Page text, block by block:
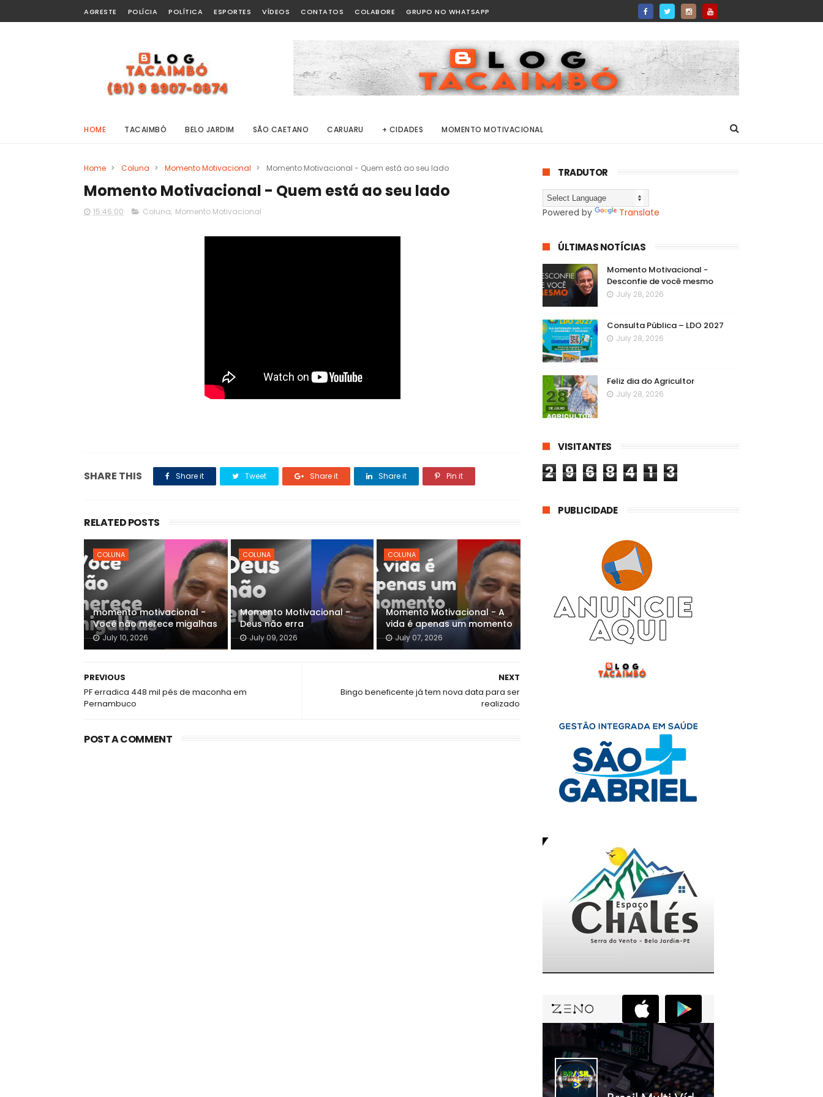
AGRESTE POLÍCIA POLÍTICA ESPORTES VÍDEOS CONTATOS COLABORE GRUPO NO WHATSAPP
HOME TACAIMBÓ BELO JARDIM SÃO CAETANO CARUARU + CIDADES MOMENTO MOTIVACIONAL
Home > Coluna > Momento Motivacional > Momento Motivacional - Quem está ao seu lado
Momento Motivacional - Quem está ao seu lado
15:46:00 Coluna, Momento Motivacional
SHARE THIS Share it Tweet Share it Share it Pin it
RELATED POSTS
COLUNA
momento motivacional -
Você não merece migalhas
July 10, 2026
COLUNA
Momento Motivacional -
Deus não erra
July 09, 2026
COLUNA
Momento Motivacional - A
vida é apenas um momento
July 07, 2026
NEXT
Bingo beneficente já tem nova data para ser
realizado
PREVIOUS
PF erradica 448 mil pés de maconha em
Pernambuco
POST A COMMENT
TRADUTOR
Powered by Translate
ÚLTIMAS NOTÍCIAS
Momento Motivacional -
Desconfie de você mesmo
July 28, 2026
Consulta Pública – LDO 2027
July 28, 2026
Feliz dia do Agricultor
July 28, 2026
VISITANTES
2 9 6 8 4 1 3
PUBLICIDADE